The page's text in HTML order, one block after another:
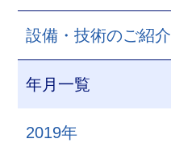
設備・技術のご紹介
年月一覧
2019年